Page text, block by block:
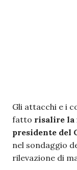
Gli attacchi e i
fatto risalire la
presidente del
nel sondaggio
rilevazione di